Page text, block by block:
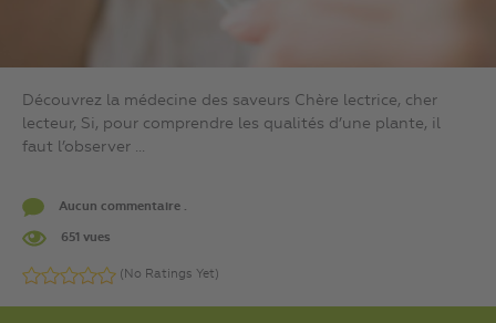
Découvrez la médecine des saveurs Chère lectrice, cher
lecteur, Si, pour comprendre les qualités d’une plante, il
faut l’observer ...
Aucun commentaire .
651 vues
(No Ratings Yet)